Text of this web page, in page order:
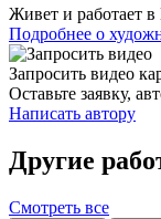
Живет и работает
Подробнее о
Запросить видео
Оставьте заявку,
Написать автору
Другие
Смотреть все